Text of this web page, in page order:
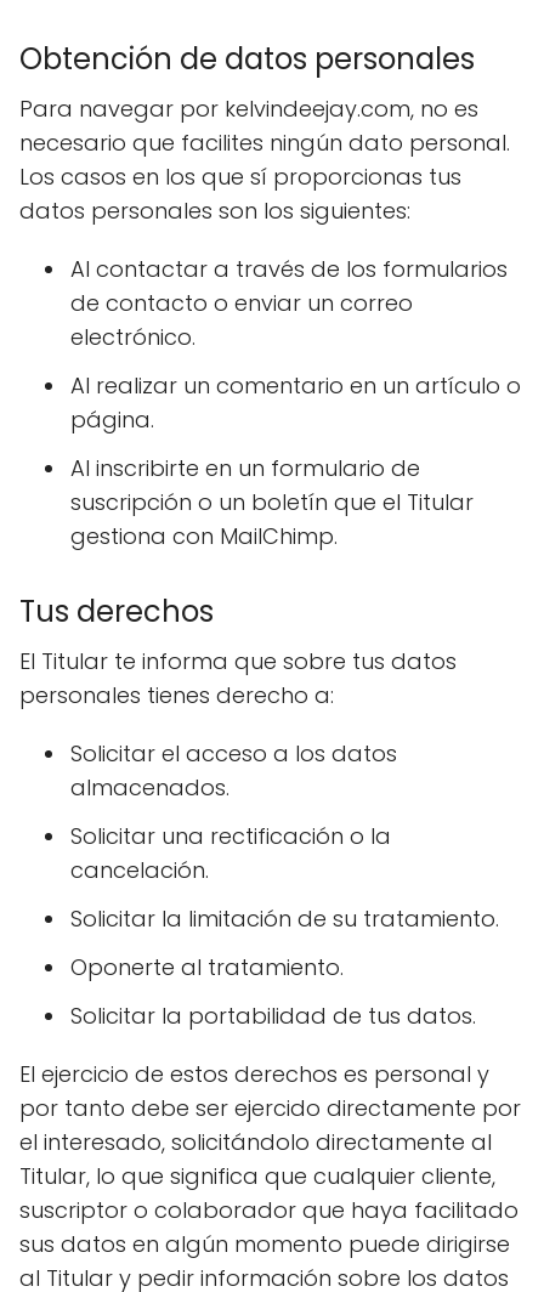
Obtención de datos personales
Para navegar por kelvindeejay.com, no es
necesario que facilites ningún dato personal.
Los casos en los que sí proporcionas tus
datos personales son los siguientes:
Al contactar a través de los formularios
de contacto o enviar un correo
electrónico.
Al realizar un comentario en un artículo o
página.
Al inscribirte en un formulario de
suscripción o un boletín que el Titular
gestiona con MailChimp.
Tus derechos
El Titular te informa que sobre tus datos
personales tienes derecho a:
Solicitar el acceso a los datos
almacenados.
Solicitar una rectificación o la
cancelación.
Solicitar la limitación de su tratamiento.
Oponerte al tratamiento.
Solicitar la portabilidad de tus datos.
El ejercicio de estos derechos es personal y
por tanto debe ser ejercido directamente por
el interesado, solicitándolo directamente al
Titular, lo que significa que cualquier cliente,
suscriptor o colaborador que haya facilitado
sus datos en algún momento puede dirigirse
al Titular y pedir información sobre los datos